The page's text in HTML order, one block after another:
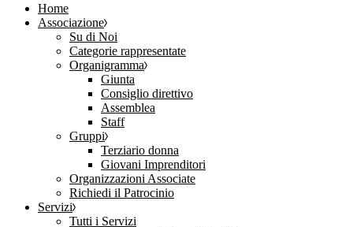
Home
Associazione
Su di Noi
Categorie rappresentate
Organigramma
Giunta
Consiglio direttivo
Assemblea
Staff
Gruppi
Terziario donna
Giovani Imprenditori
Organizzazioni Associate
Richiedi il Patrocinio
Servizi
Tutti i Servizi